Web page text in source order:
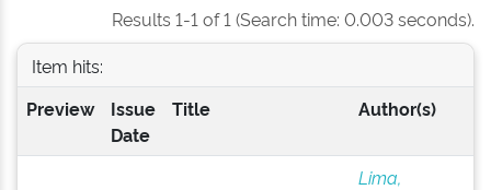
Results 1-1 of 1 (Search time: 0.003 seconds).
Item hits:
Preview
Issue
Date
Title Author(s)
Lima,